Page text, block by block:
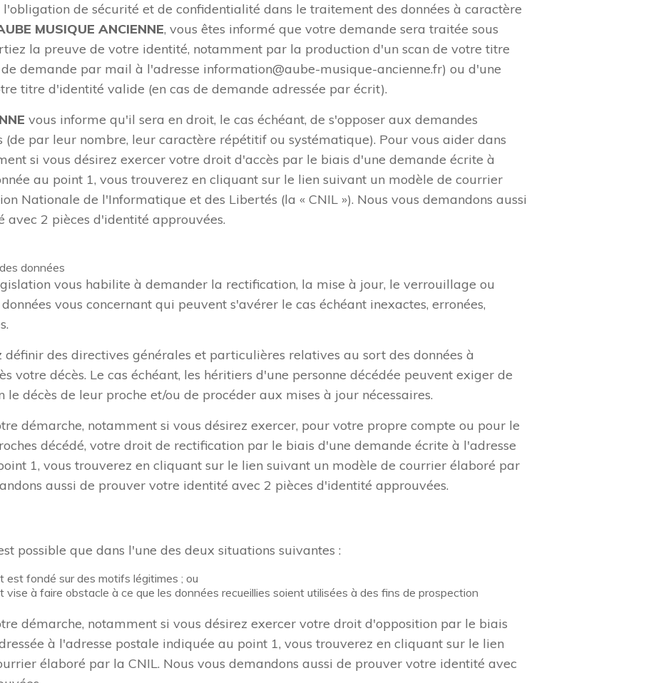
l'obligation de sécurité et de confidentialité dans le traitement des données à caractère
MUSIQUE ANCIENNE, vous êtes informé que votre demande sera traitée sous
la preuve de votre identité, notamment par la production d'un scan de votre titre
demande par mail à l'adresse information@aube-musique-ancienne.fr) ou d'une
titre d'identité valide (en cas de demande adressée par écrit).
vous informe qu'il sera en droit, le cas échéant, de s'opposer aux demandes
(de par leur nombre, leur caractère répétitif ou systématique). Pour vous aider dans
si vous désirez exercer votre droit d'accès par le biais d'une demande écrite à
au point 1, vous trouverez en cliquant sur le lien suivant un modèle de courrier
Nationale de l'Informatique et des Libertés (la « CNIL »). Nous vous demandons aussi
2 pièces d'identité approuvées.
données
vous habilite à demander la rectification, la mise à jour, le verrouillage ou
vous concernant qui peuvent s'avérer le cas échéant inexactes, erronées,
définir des directives générales et particulières relatives au sort des données à
votre décès. Le cas échéant, les héritiers d'une personne décédée peuvent exiger de
le décès de leur proche et/ou de procéder aux mises à jour nécessaires.
démarche, notamment si vous désirez exercer, pour votre propre compte ou pour le
décédé, votre droit de rectification par le biais d'une demande écrite à l'adresse
1, vous trouverez en cliquant sur le lien suivant un modèle de courrier élaboré par
aussi de prouver votre identité avec 2 pièces d'identité approuvées.
possible que dans l'une des deux situations suivantes :
est fondé sur des motifs légitimes ; ou
vise à faire obstacle à ce que les données recueillies soient utilisées à des fins de prospection
démarche, notamment si vous désirez exercer votre droit d'opposition par le biais
à l'adresse postale indiquée au point 1, vous trouverez en cliquant sur le lien
élaboré par la CNIL. Nous vous demandons aussi de prouver votre identité avec